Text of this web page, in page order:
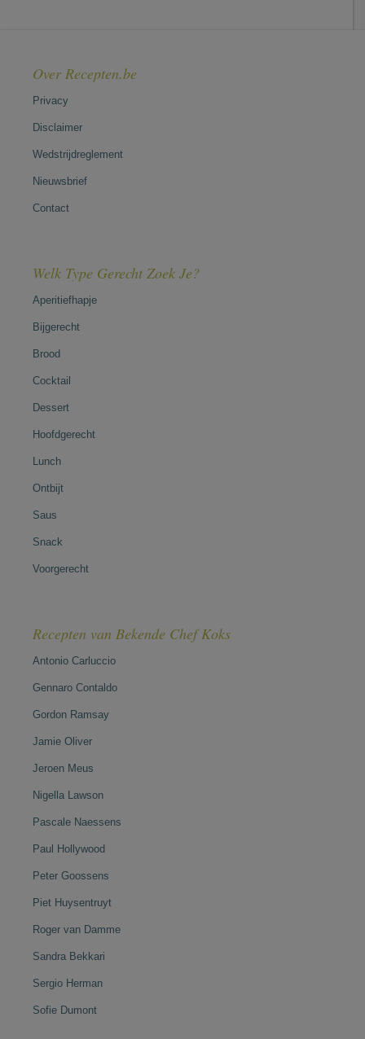
Over Recepten.be
Privacy
Disclaimer
Wedstrijdreglement
Nieuwsbrief
Contact
Welk Type Gerecht Zoek Je?
Aperitiefhapje
Bijgerecht
Brood
Cocktail
Dessert
Hoofdgerecht
Lunch
Ontbijt
Saus
Snack
Voorgerecht
Recepten van Bekende Chef Koks
Antonio Carluccio
Gennaro Contaldo
Gordon Ramsay
Jamie Oliver
Jeroen Meus
Nigella Lawson
Pascale Naessens
Paul Hollywood
Peter Goossens
Piet Huysentruyt
Roger van Damme
Sandra Bekkari
Sergio Herman
Sofie Dumont